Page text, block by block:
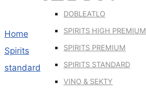
DOBLEATLO
SPIRITS HIGH PREMIUM
SPIRITS PREMIUM
SPIRITS STANDARD
VINO & SEKTY
Home
Spirits
standard